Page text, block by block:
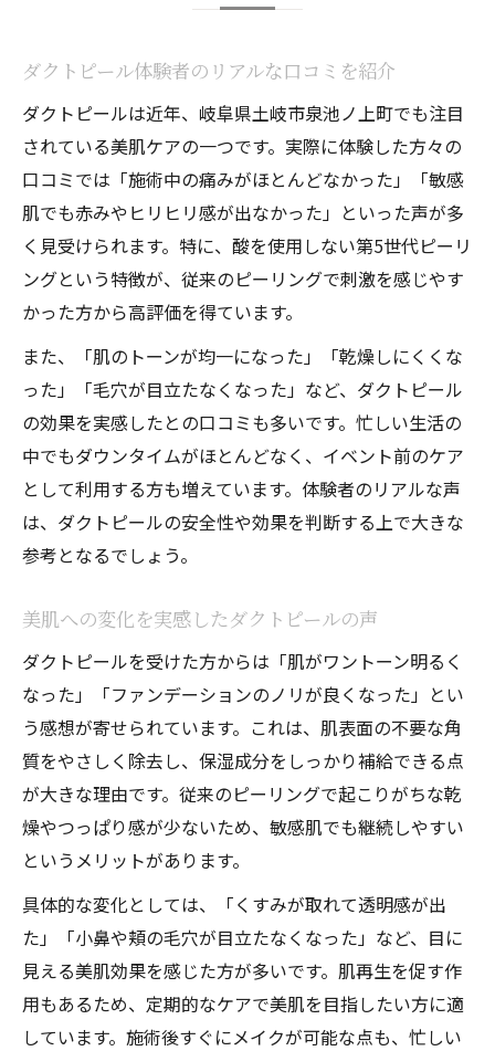
ダクトピール体験者のリアルな口コミを紹介
ダクトピールは近年、岐阜県土岐市泉池ノ上町でも注目
されている美肌ケアの一つです。実際に体験した方々の
口コミでは「施術中の痛みがほとんどなかった」「敏感
肌でも赤みやヒリヒリ感が出なかった」といった声が多
く見受けられます。特に、酸を使用しない第5世代ピーリ
ングという特徴が、従来のピーリングで刺激を感じやす
かった方から高評価を得ています。
また、「肌のトーンが均一になった」「乾燥しにくくな
った」「毛穴が目立たなくなった」など、ダクトピール
の効果を実感したとの口コミも多いです。忙しい生活の
中でもダウンタイムがほとんどなく、イベント前のケア
として利用する方も増えています。体験者のリアルな声
は、ダクトピールの安全性や効果を判断する上で大きな
参考となるでしょう。
美肌への変化を実感したダクトピールの声
ダクトピールを受けた方からは「肌がワントーン明るく
なった」「ファンデーションのノリが良くなった」とい
う感想が寄せられています。これは、肌表面の不要な角
質をやさしく除去し、保湿成分をしっかり補給できる点
が大きな理由です。従来のピーリングで起こりがちな乾
燥やつっぱり感が少ないため、敏感肌でも継続しやすい
というメリットがあります。
具体的な変化としては、「くすみが取れて透明感が出
た」「小鼻や頬の毛穴が目立たなくなった」など、目に
見える美肌効果を感じた方が多いです。肌再生を促す作
用もあるため、定期的なケアで美肌を目指したい方に適
しています。施術後すぐにメイクが可能な点も、忙しい